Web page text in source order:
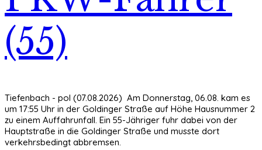
(55)
Tiefenbach - pol (07.08.2026) Am Donnerstag, 06.08. kam es
um 17:55 Uhr in der Goldinger Straße auf Höhe Hausnummer 2
zu einem Auffahrunfall. Ein 55-Jähriger fuhr dabei von der
Hauptstraße in die Goldinger Straße und musste dort
verkehrsbedingt abbremsen.